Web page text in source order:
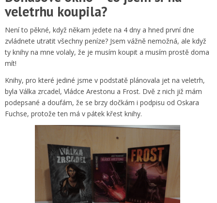
veletrhu koupila?
Není to pěkné, když někam jedete na 4 dny a hned první dne
zvládnete utratit všechny peníze? Jsem vážně nemožná, ale když
ty knihy na mne volaly, že je musím koupit a musím prostě doma
mít!
Knihy, pro které jediné jsme v podstatě plánovala jet na veletrh,
byla Válka zrcadel, Vládce Arestonu a Frost. Dvě z nich již mám
podepsané a doufám, že se brzy dočkám i podpisu od Oskara
Fuchse, protože ten má v pátek křest knihy.